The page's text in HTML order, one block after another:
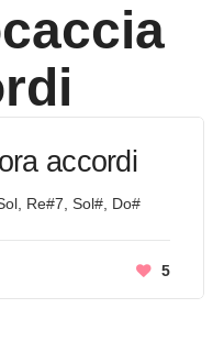
accordi
Re#7, Sol#, Do#
5